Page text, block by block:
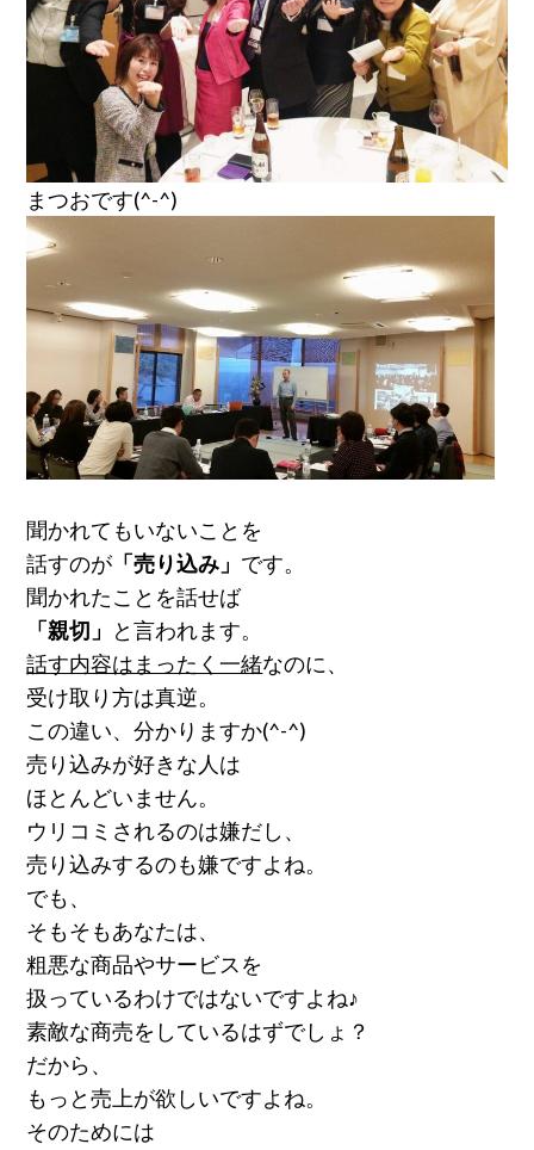
まつおです(^-^)
聞かれてもいないことを
話すのが 「売り込み」 です。
聞かれたことを話せば
「親切」 と言われます。
話す内容はまったく一緒なのに、
受け取り方は真逆。
この違い、分かりますか(^-^)
売り込みが好きな人は
ほとんどいません。
ウリコミされるのは嫌だし、
売り込みするのも嫌ですよね。
でも、
そもそもあなたは、
粗悪な商品やサービスを
扱っているわけではないですよね♪
素敵な商売をしているはずでしょ？
だから、
もっと売上が欲しいですよね。
そのためには